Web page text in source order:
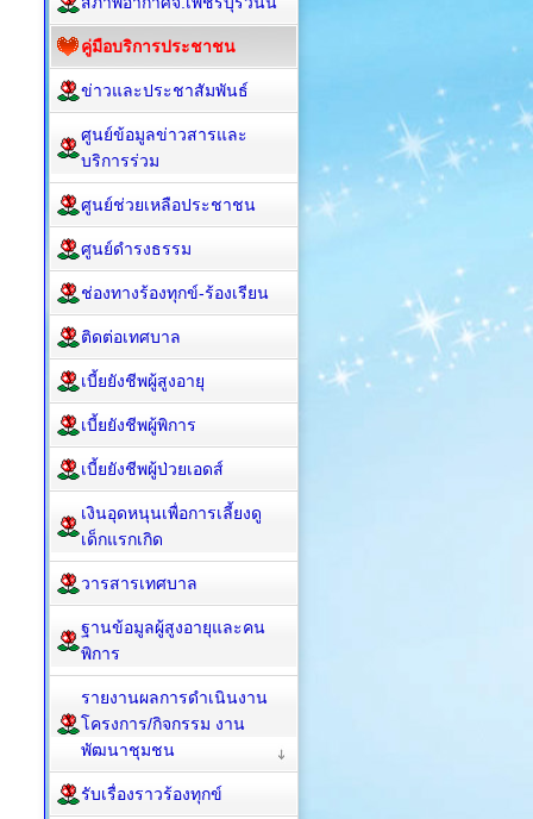
คู่มือบริการประชาชน
ข่าวและประชาสัมพันธ์
ศูนย์ข้อมูลข่าวสารและ
บริการร่วม
ศูนย์ช่วยเหลือประชาชน
ศูนย์ดำรงธรรม
ช่องทางร้องทุกข์-ร้องเรียน
ติดต่อเทศบาล
เบี้ยยังชีพผู้สูงอายุ
เบี้ยยังชีพผู้พิการ
เบี้ยยังชีพผู้ป่วยเอดส์
เงินอุดหนุนเพื่อการเลี้ยงดู
เด็กแรกเกิด
วารสารเทศบาล
ฐานข้อมูลผู้สูงอายุและคน
พิการ
รายงานผลการดำเนินงาน
โครงการ/กิจกรรม งาน
พัฒนาชุมชน
รับเรื่องราวร้องทุกข์